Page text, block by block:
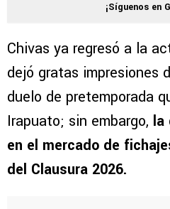
¡Síguenos en
Chivas ya regresó a la
dejó gratas impresiones
duelo de pretemporada
Irapuato; sin embargo, la
en el mercado de
del Clausura 2026.